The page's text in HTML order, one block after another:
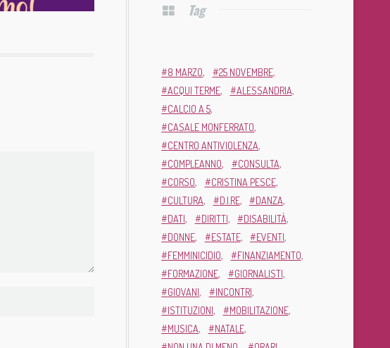
Tag
8 MARZO
25 NOVEMBRE
ACQUI TERME
ALESSANDRIA
CALCIO A 5
CASALE MONFERRATO
CENTRO ANTIVIOLENZA
COMPLEANNO
CONSULTA
CORSO
CRISTINA PESCE
CULTURA
D.I.RE
DANZA
DATI
DIRITTI
DISABILITÀ
DONNE
ESTATE
EVENTI
FEMMINICIDIO
FINANZIAMENTO
FORMAZIONE
GIORNALISTI
GIOVANI
INCONTRI
ISTITUZIONI
MOBILITAZIONE
MUSICA
NATALE